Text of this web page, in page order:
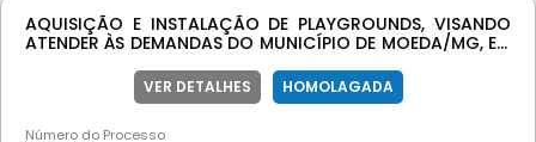
AQUISIÇÃO E INSTALAÇÃO DE PLAYGROUNDS, VISANDO
ATENDER ÀS DEMANDAS DO MUNICÍPIO DE MOEDA/MG, EM
Nº 833/2025 CELEBRADO JUNTO AO MINISTÉRIO DO
VER DETALHES HOMOLAGADA
Número do Processo